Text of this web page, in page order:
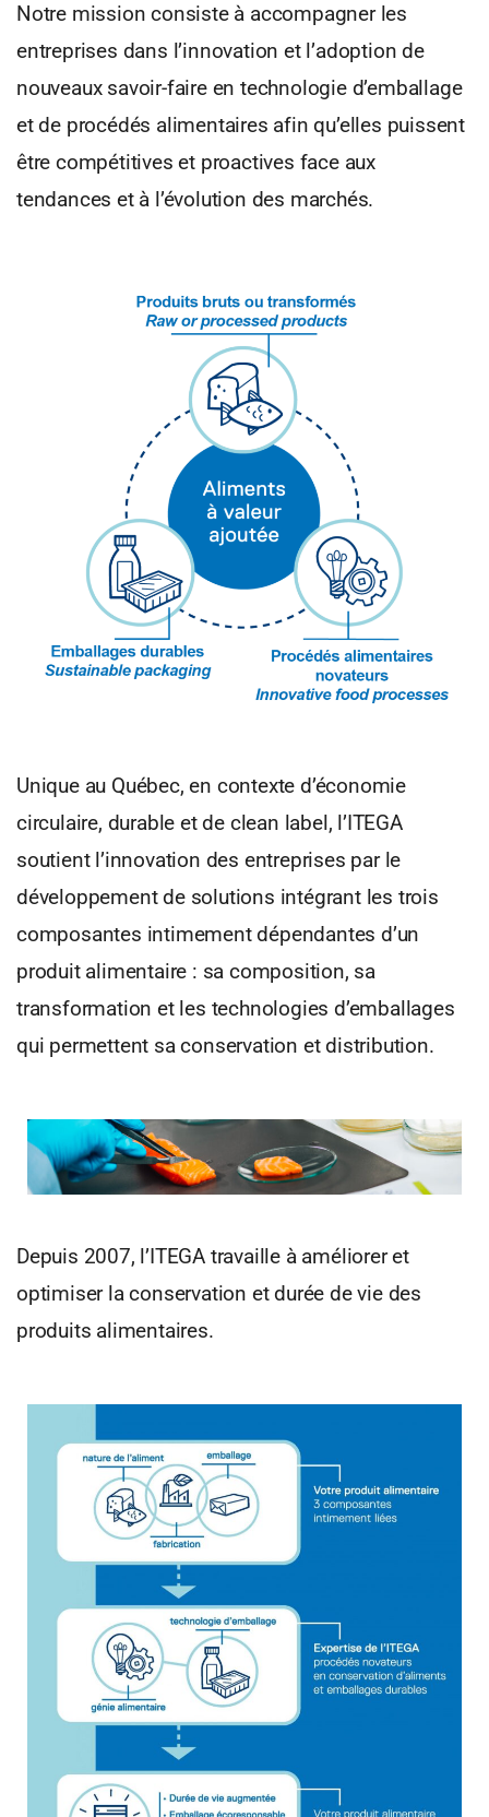
Notre mission consiste à accompagner les
entreprises dans l’innovation et l’adoption de
nouveaux savoir-faire en technologie d’emballage
et de procédés alimentaires afin qu’elles puissent
être compétitives et proactives face aux
tendances et à l’évolution des marchés.
Unique au Québec, en contexte d’économie
circulaire, durable et de clean label, l’ITEGA
soutient l’innovation des entreprises par le
développement de solutions intégrant les trois
composantes intimement dépendantes d’un
produit alimentaire : sa composition, sa
transformation et les technologies d’emballages
qui permettent sa conservation et distribution.
Depuis 2007, l’ITEGA travaille à améliorer et
optimiser la conservation et durée de vie des
produits alimentaires.